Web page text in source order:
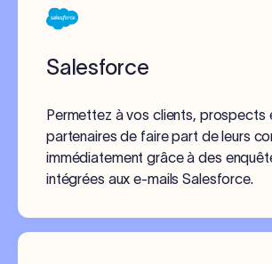
Salesforce
Permettez à vos clients, prospects
partenaires de faire part de leurs
immédiatement grâce à des
intégrées aux e-mails Salesforce.